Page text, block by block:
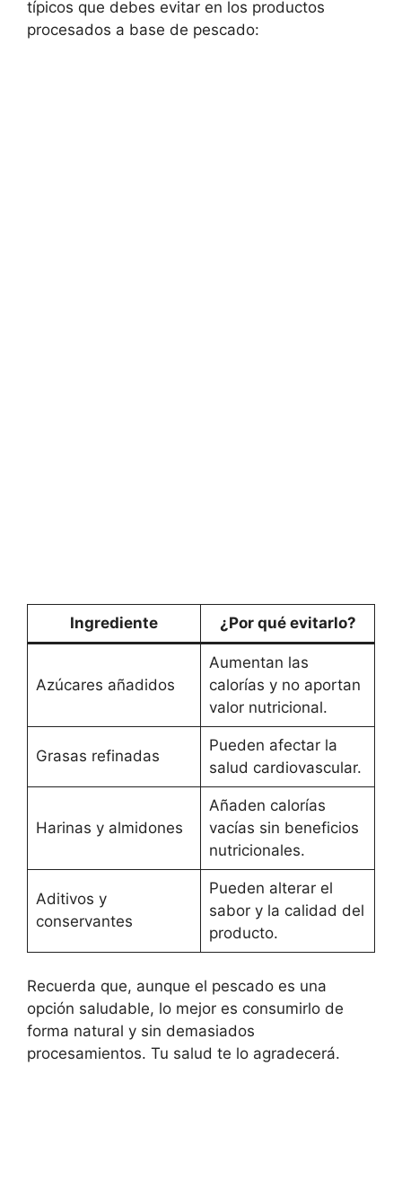
típicos que debes evitar en los productos
procesados a base de pescado:
Ingrediente ¿Por qué evitarlo?
Azúcares añadidos
Aumentan las
calorías y no aportan
valor nutricional.
Grasas refinadas
Pueden afectar la
salud cardiovascular.
Harinas y almidones
Añaden calorías
vacías sin beneficios
nutricionales.
Aditivos y
conservantes
Pueden alterar el
sabor y la calidad del
producto.
Recuerda que, aunque el pescado es una
opción saludable, lo mejor es consumirlo de
forma natural y sin demasiados
procesamientos. Tu salud te lo agradecerá.